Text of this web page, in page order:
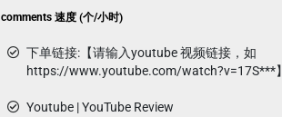
速度 (个/小时)
下单链接:【请输入youtube 视频链接，如
https://www.youtube.com/watch?v=17S***】
Youtube | YouTube Review